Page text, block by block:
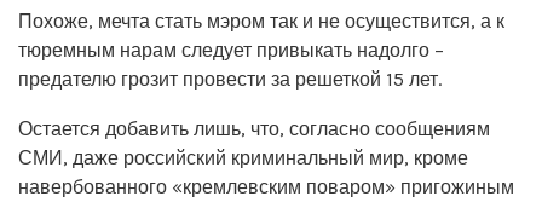
Похоже, мечта стать мэром так и не осуществится, а к
тюремным нарам следует привыкать надолго –
предателю грозит провести за решеткой 15 лет.
Остается добавить лишь, что, согласно сообщениям
СМИ, даже российский криминальный мир, кроме
навербованного «кремлевским поваром» пригожиным